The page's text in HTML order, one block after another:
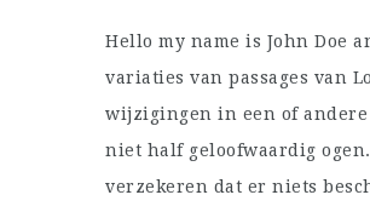
Hello my name is John Doe
variaties van passages van
wijzigingen in een of
niet half geloofwaardig
verzekeren dat er niets